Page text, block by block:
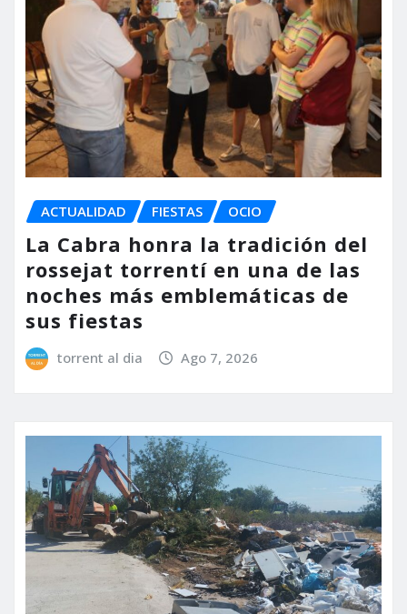
ACTUALIDAD FIESTAS OCIO
La Cabra honra la tradición del
rossejat torrentí en una de las
noches más emblemáticas de
sus fiestas
torrent al dia Ago 7, 2026